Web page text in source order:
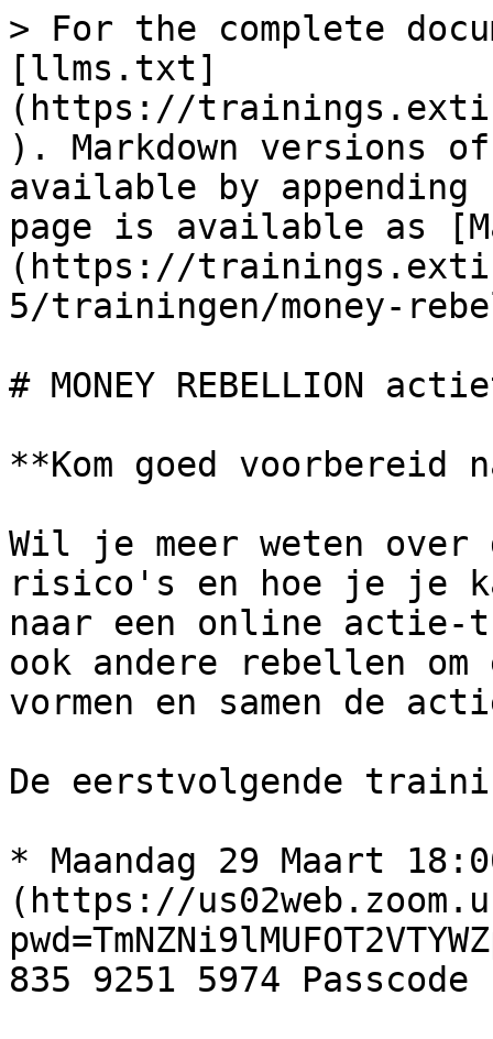
> For the complete
[llms.txt]
(https://
). Markdown versions
available by
page is available as
(https://
5/trainingen/money-
# MONEY REBELLION
**Kom goed voorbereid
Wil je meer weten
risico's en hoe je je
naar een online
ook andere rebellen
vormen en samen de
De eerstvolgende
* Maandag 29 Maart
(https://
835 9251 5974 Passcode